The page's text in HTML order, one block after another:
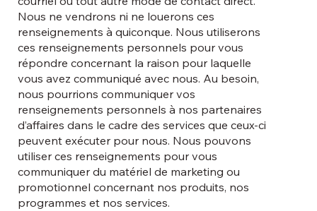
Nous ne vendrons ni ne louerons ces
renseignements à quiconque. Nous utiliserons
ces renseignements personnels pour vous
répondre concernant la raison pour laquelle
vous avez communiqué avec nous. Au besoin,
nous pourrions communiquer vos
renseignements personnels à nos partenaires
d’affaires dans le cadre des services que ceux-ci
peuvent exécuter pour nous. Nous pouvons
utiliser ces renseignements pour vous
communiquer du matériel de marketing ou
promotionnel concernant nos produits, nos
programmes et nos services.